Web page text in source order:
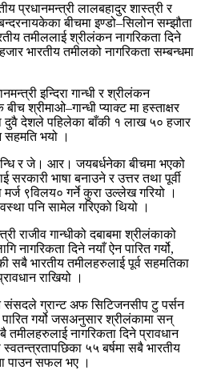
प्रधानमन्त्री लालबहादुर शास्त्री र
बीचमा इण्डो–सिलोन सम्झौता
तमीललाई श्रीलंकन नागरिकता दिने
भारतीय तमीलको नागरिकता सम्बन्धमा
इन्दिरा गान्धी र श्रीलंकन
श्रीमाओ–गान्धी प्याक्ट मा हस्ताक्षर
देशले पहिलेका बाँकी १ लाख ५० हजार
सहमति भयो ।
र जे। आर। जयबर्धनेका बीचमा भएको
भाषा बनाउने र उत्तर तथा पूर्वी
९विलय० गर्ने कुरा उल्लेख गरियो ।
पनि सामेल गरिएको थियो ।
राजीव गान्धीको दबाबमा श्रीलंकाको
नागरिकता दिने नयाँ ऐन पारित गर्यो,
सबै भारतीय तमीलहरुलाई पूर्व सहमतिका
राखियो ।
ग्रान्ट अफ सिटिजनसीप टु पर्सन
गर्यो जसअनुसार श्रीलंकामा सन्
नागरिकता दिने प्रावधान
५५ बर्षमा सबै भारतीय
पाउन सफल भए ।